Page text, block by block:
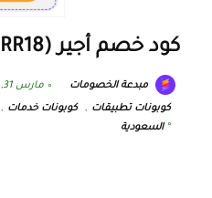
كود خصم أجير (RR18) كوبون Ajeer 2026
مبدعة الخصومات مارس 31, 2026
كوبونات تطبيقات , كوبونات خدمات ,
السعودية